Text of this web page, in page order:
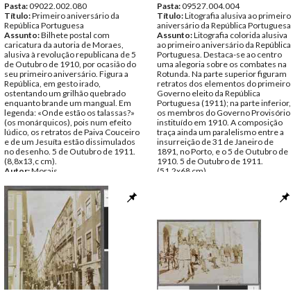
Pasta:09022.002.080
Título:Primeiro aniversário da
República Portuguesa
Assunto:Bilhete postal com
caricatura da autoria de Moraes,
alusiva à revolução republicana de 5
de Outubro de 1910, por ocasião do
seu primeiro aniversário. Figura a
República, em gesto irado,
ostentando um grilhão quebrado
enquanto brande um mangual. Em
legenda: «Onde estão os talassas?»
(os monárquicos), pois num efeito
lúdico, os retratos de Paiva Couceiro
e de um Jesuíta estão dissimulados
no desenho. 5 de Outubro de 1911.
(8,8x13,c cm).
Autor:Morais
estã[o os] talassas»
Quinta, 5 de Outubro de 1911
Fundo:
Colecção Fundação Mário
Soares/António Pedro Vicente
Tipo Documental:ARTE
Página(s):
1
Pasta:09527.004.004
Título:Litografia alusiva ao primeiro
aniversário da República Portuguesa
Assunto:Litografia colorida alusiva
ao primeiro aniversário da República
Portuguesa. Destaca-se ao centro
uma alegoria sobre os combates na
Rotunda. Na parte superior figuram
retratos dos elementos do primeiro
Governo eleito da República
Portuguesa (1911); na parte inferior,
os membros do Governo Provisório
instituído em 1910. A composição
traça ainda um paralelismo entre a
insurreição de 31 de Janeiro de
1891, no Porto, e o 5 de Outubro de
1910. 5 de Outubro de 1911.
(51,2x68 cm).
Data:Quinta, 5 de Outubro de 1911
Fundo:Colecção Fundação Mário
Soares/António Pedro Vicente
Tipo Documental:ARTE
Página(s):1